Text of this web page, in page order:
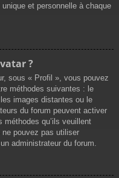
et personnelle à chaque
?
sous « Profil », vous pouvez
méthodes suivantes : le
images distantes ou le
du forum peuvent activer
qu’ils veuillent
pouvez pas utiliser
administrateur du forum.